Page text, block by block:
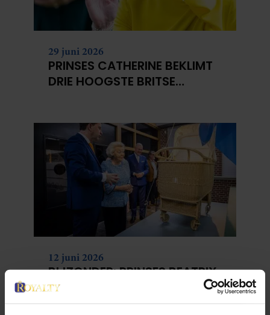
29 juni 2026
PRINSES CATHERINE BEKLIMT
DRIE HOOGSTE BRITSE
12 juni 2026
BIJZONDER: PRINSES BEATRIX
ZIET NA 88 JAAR HAAR
VERDWENEN WIEG TERUG